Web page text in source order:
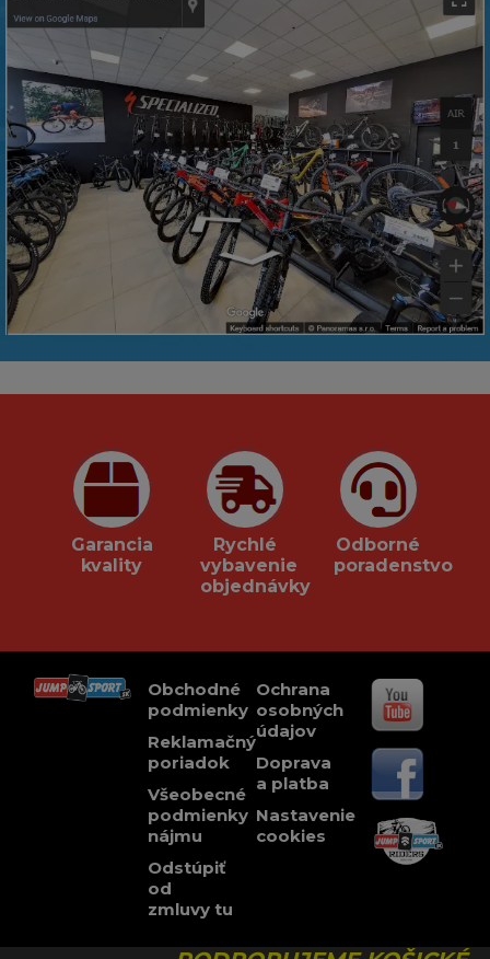
Garancia
kvality
Rychlé
vybavenie
objednávky
Odborné
poradenstvo
Obchodné
podmienky
Reklamačný
poriadok
Všeobecné
podmienky
nájmu
Odstúpiť
od
zmluvy tu
Ochrana
osobných
údajov
Doprava
a platba
Nastavenie
cookies